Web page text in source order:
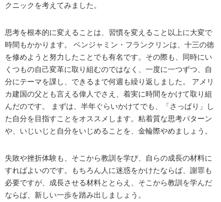
クニックを考えてみました。
思考を根本的に変えることは、習慣を変えること以上に大変で
時間もかかります。 ベンジャミン・フランクリンは、十三の徳
を修めようと努力したことでも有名です。その際も、同時にい
くつもの自己変革に取り組むのではなく、一度に一つずつ、自
分にテーマを課し、できるまで何週も繰り返しました。 アメリ
カ建国の父とも言える偉人でさえ、着実に時間をかけて取り組
んだのです。 まずは、半年ぐらいかけてでも、「さっぱり」し
た自分を目指すことをオススメします。粘着質な思考パターン
や、いじいじと自分をいじめることを、金輪際やめましょう。
失敗や挫折体験も、そこから教訓を学び、自らの成長の材料に
すればよいのです。もちろん人に迷惑をかけたならば、謝罪も
必要ですが、成長させる材料ととらえ、そこから教訓を学んだ
ならば、新しい一歩を踏み出しましょう。